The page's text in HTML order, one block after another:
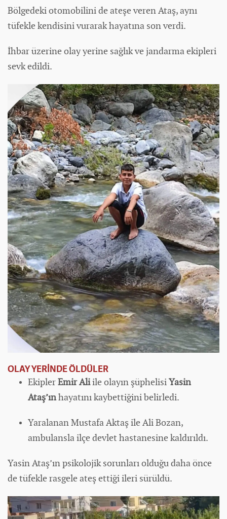
Bölgedeki otomobilini de ateşe veren Ataş, aynı
tüfekle kendisini vurarak hayatına son verdi.
İhbar üzerine olay yerine sağlık ve jandarma ekipleri
sevk edildi.
OLAY YERİNDE ÖLDÜLER
EkiplerEmir Aliile olayın şüphelisiYasin
Ataş’ınhayatını kaybettiğini belirledi.
Yaralanan Mustafa Aktaş ile Ali Bozan,
ambulansla ilçe devlet hastanesine kaldırıldı.
Yasin Ataş’ın psikolojik sorunları olduğu daha önce
de tüfekle rasgele ateş ettiği ileri sürüldü.